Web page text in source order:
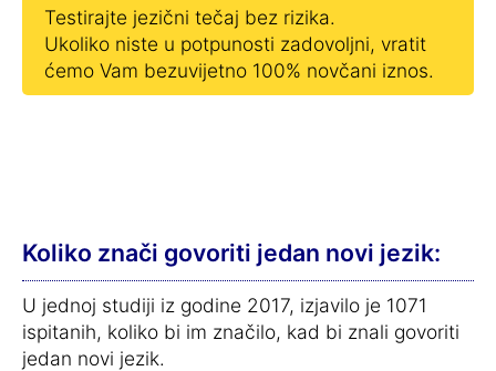
Testirajte jezični tečaj bez rizika.
Ukoliko niste u potpunosti zadovoljni, vratit
ćemo Vam bezuvijetno 100% novčani iznos.
Koliko znači govoriti jedan novi jezik:
U jednoj studiji iz godine 2017, izjavilo je 1071
ispitanih, koliko bi im značilo, kad bi znali govoriti
jedan novi jezik.